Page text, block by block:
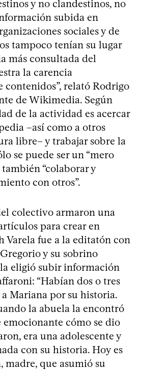
y no clandestinos, no
subida en
sociales y de
tampoco tenían su lugar
más consultada del
la carencia
contenidos”, relató Rodrigo
de Wikimedia. Según
de la actividad es acercar
–así como a otros
libre– y trabajar sobre la
se puede ser un “mero
“colaborar y
con otros”.
colectivo armaron una
para crear en
Varela fue a la editatón con
y su sobrino
eligió subir información
“Habían dos o tres
Mariana por su historia.
la abuela la encontró
emocionante cómo se dio
era una adolescente y
con su historia. Hoy es
madre, que asumió su